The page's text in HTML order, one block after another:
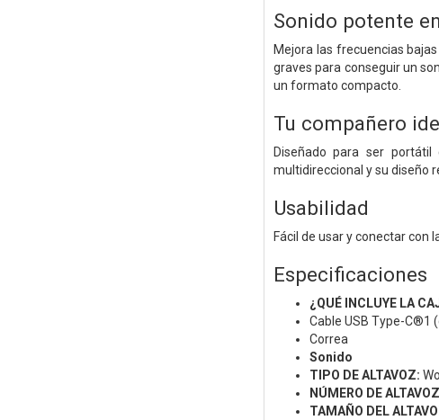
Sonido potente
Mejora las frecuencias
graves para conseguir un
un formato compacto.
Tu compañero
Diseñado para ser
multidireccional y su diseño
Usabilidad
Fácil de usar y conectar con
Especificaciones
¿QUÉ INCLUYE LA
Cable USB Type-C®1
Correa
Sonido
TIPO DE ALTAVOZ:
NÚMERO DE
TAMAÑO DEL